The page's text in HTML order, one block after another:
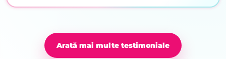
Arată mai multe testimoniale